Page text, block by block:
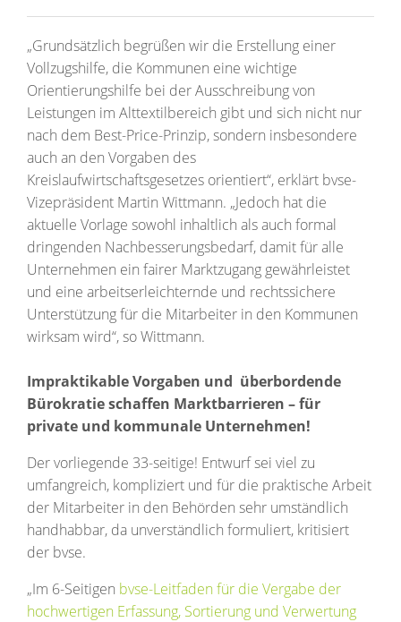
„Grundsätzlich begrüßen wir die Erstellung einer
Vollzugshilfe, die Kommunen eine wichtige
Orientierungshilfe bei der Ausschreibung von
Leistungen im Alttextilbereich gibt und sich nicht nur
nach dem Best-Price-Prinzip, sondern insbesondere
auch an den Vorgaben des
Kreislaufwirtschaftsgesetzes orientiert“, erklärt bvse-
Vizepräsident Martin Wittmann. „Jedoch hat die
aktuelle Vorlage sowohl inhaltlich als auch formal
dringenden Nachbesserungsbedarf, damit für alle
Unternehmen ein fairer Marktzugang gewährleistet
und eine arbeitserleichternde und rechtssichere
Unterstützung für die Mitarbeiter in den Kommunen
wirksam wird“, so Wittmann.
Impraktikable Vorgaben und überbordende
Bürokratie schaffen Marktbarrieren – für
private und kommunale Unternehmen!
Der vorliegende 33-seitige! Entwurf sei viel zu
umfangreich, kompliziert und für die praktische Arbeit
der Mitarbeiter in den Behörden sehr umständlich
handhabbar, da unverständlich formuliert, kritisiert
der bvse.
„Im 6-Seitigen bvse-Leitfaden für die Vergabe der
hochwertigen Erfassung, Sortierung und Verwertung